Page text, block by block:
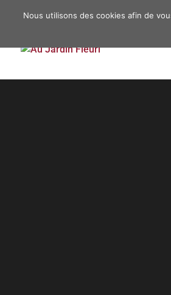
Nous utilisons des cookies afin de